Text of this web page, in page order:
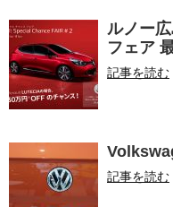
ルノー
フェア
記事を読む
記事を読む